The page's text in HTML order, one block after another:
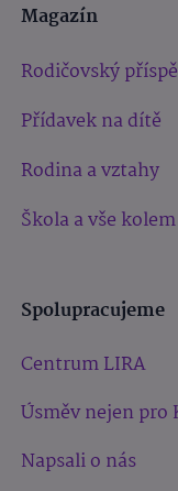
Magazín
Rodičovský
Přídavek na dítě
Rodina a vztahy
Škola a vše kolem
Spolupracujeme
Centrum LIRA
Úsměv nejen pro
Napsali o nás